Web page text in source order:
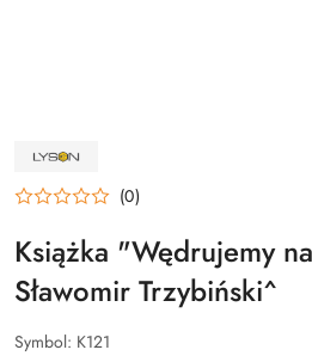
NAZWA
PRODUCENTA:
(0)
Książka "Wędrujemy
Sławomir Trzybiński^
Symbol: K121